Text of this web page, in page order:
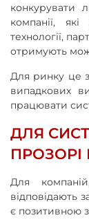
конкурувати
компанії,
технології,
отримують
Для ринку це
випадкових
працювати
ДЛЯ
Для
відповідають
є позитивною